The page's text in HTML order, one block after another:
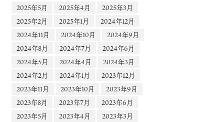
2025年5月
2025年4月
2025年3月
2025年2月
2025年1月
2024年12月
2024年11月
2024年10月
2024年9月
2024年8月
2024年7月
2024年6月
2024年5月
2024年4月
2024年3月
2024年2月
2024年1月
2023年12月
2023年11月
2023年10月
2023年9月
2023年8月
2023年7月
2023年6月
2023年5月
2023年4月
2023年3月